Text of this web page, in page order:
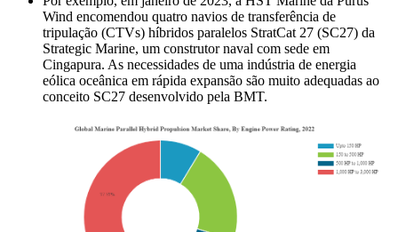
Wind encomendou quatro navios de transferência de
tripulação (CTVs) híbridos paralelos StratCat 27 (SC27) da
Strategic Marine, um construtor naval com sede em
Cingapura. As necessidades de uma indústria de energia
eólica oceânica em rápida expansão são muito adequadas ao
conceito SC27 desenvolvido pela BMT.